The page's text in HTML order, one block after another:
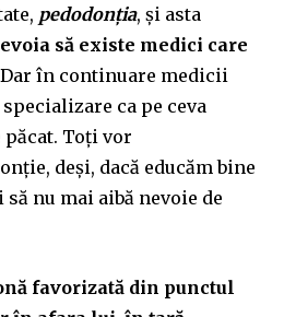
pedodonția, și asta
să existe medici care
Dar în continuare medicii
ca pe ceva
păcat. Toți vor
deși, dacă educăm bine
nu mai aibă nevoie de
favorizată din punctul